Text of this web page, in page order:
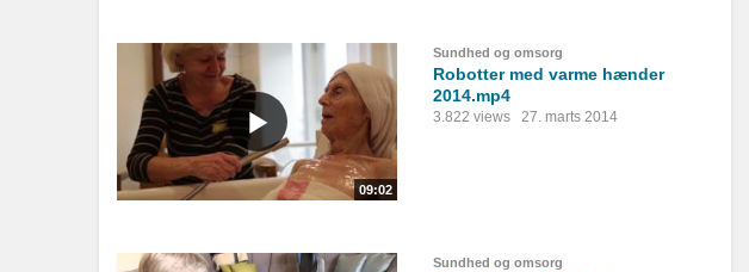
09:02
Sundhed og omsorg
Robotter med varme hænder
2014.mp4
3.822 views 27. marts 2014
Sundhed og omsorg